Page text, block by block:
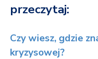
przeczytaj:
Czy wiesz, gdzie
kryzysowej?